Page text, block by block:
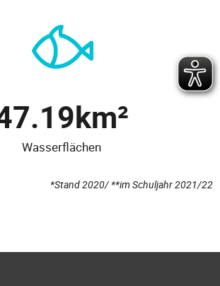
Wasserflächen
km²
*Stand 2020/ **im Schuljahr 2021/22